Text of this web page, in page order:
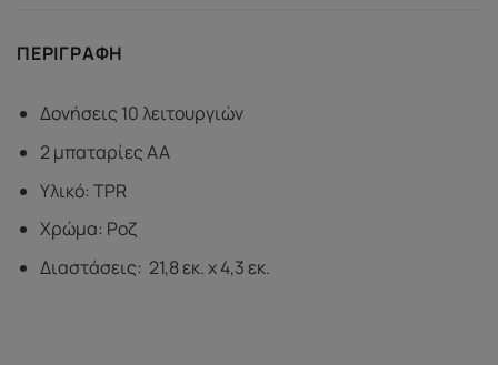
ΠΕΡΙΓΡΑΦΉ
Δονήσεις 10 λειτουργιών
2 μπαταρίες AA
Υλικό: TPR
Χρώμα: Ροζ
Διαστάσεις: 21,8 εκ. x 4,3 εκ.